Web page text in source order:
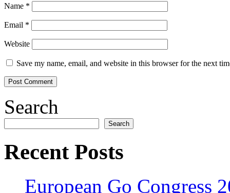
Name *
Email *
Website
Save my name, email, and website in this browser for the next
Search
Search
Recent Posts
European Go Congress